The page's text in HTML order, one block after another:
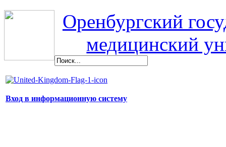
Оренбургский
медицинский
Вход в информационную систему